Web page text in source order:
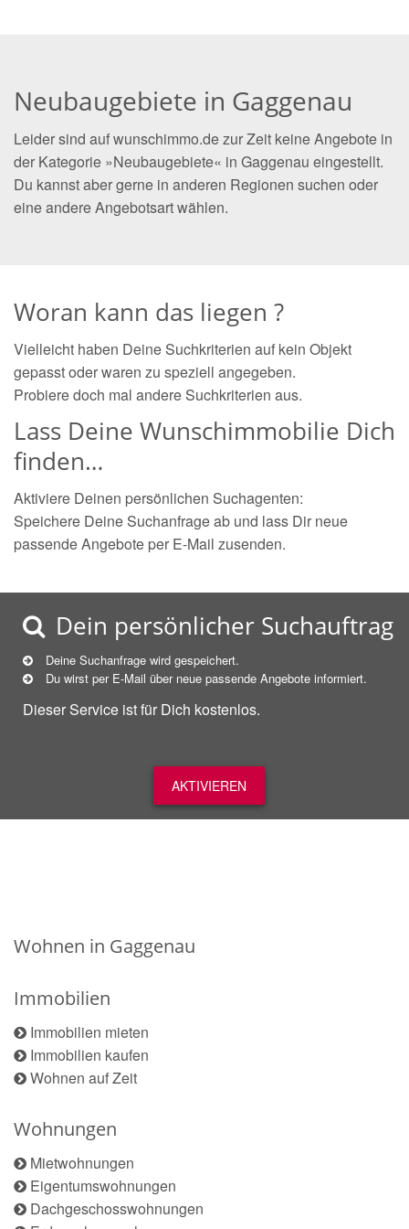
Neubaugebiete in Gaggenau
Leider sind auf wunschimmo.de zur Zeit keine Angebote in
der Kategorie »Neubaugebiete« in Gaggenau eingestellt.
Du kannst aber gerne in anderen Regionen suchen oder
eine andere Angebotsart wählen.
Woran kann das liegen ?
Vielleicht haben Deine Suchkriterien auf kein Objekt
gepasst oder waren zu speziell angegeben.
Probiere doch mal andere Suchkriterien aus.
Lass Deine Wunschimmobilie Dich
finden…
Aktiviere Deinen persönlichen Suchagenten:
Speichere Deine Suchanfrage ab und lass Dir neue
passende Angebote per E-Mail zusenden.
Dein persönlicher Suchauftrag
Deine Suchanfrage wird gespeichert.
Du wirst per E-Mail über neue passende Angebote informiert.
Dieser Service ist für Dich kostenlos.
AKTIVIEREN
Wohnen in Gaggenau
Immobilien
Immobilien mieten
Immobilien kaufen
Wohnen auf Zeit
Wohnungen
Mietwohnungen
Eigentumswohnungen
Dachgeschosswohnungen